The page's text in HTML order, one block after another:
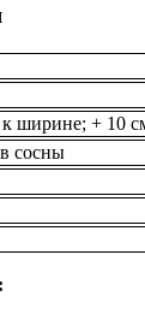
ширине; + 10
сосны